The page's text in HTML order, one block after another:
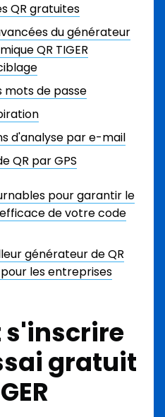
QR gratuites
du générateur
QR TIGER
mots de passe
d'analyse par e-mail
QR par GPS
pour garantir le
de votre code
générateur de QR
les entreprises
gratuit